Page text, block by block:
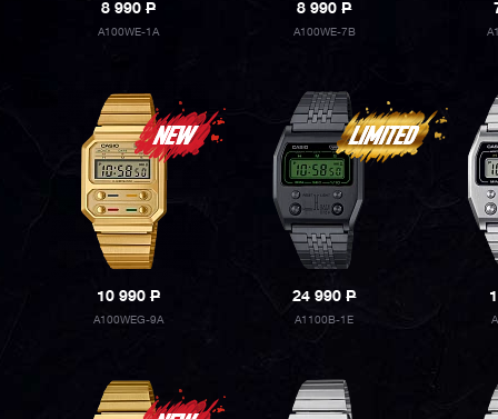
8 990P
A100WE-1A
8 990P
A100WE-7B
10 990P
A100WEG-9A
24 990P
A1100B-1E